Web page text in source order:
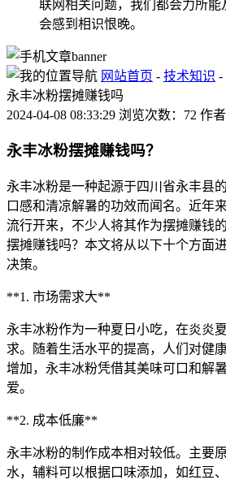
联网相关问题，我们都会力所
会感到相识恨晚。
网站首页 - 技术知识 -
永丰冰粉摆摊赚钱吗
2024-04-08 08:33:29 浏览次数：72 作
永丰冰粉摆摊赚钱吗？
永丰冰粉是一种起源于四川省永丰县
口感和清凉解暑的功效而闻名。近年
流行开来，不少人将其作为摆摊赚钱
摆摊赚钱吗？本文将从以下十个方面
决策。
**1. 市场需求大**
永丰冰粉作为一种夏日小吃，在炎炎
求。随着生活水平的提高，人们对健
增加，永丰冰粉凭借其美味可口和解
爱。
**2. 成本低廉**
永丰冰粉的制作成本相对较低。主要
水，辅料可以根据口味添加，如红豆